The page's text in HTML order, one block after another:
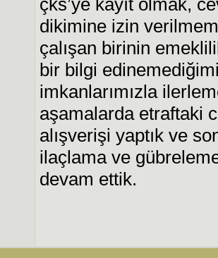
çks’ye kayıt olmak,
dikimine izin
çalışan birinin
bir bilgi
imkanlarımızla
aşamalarda etraftaki
alışverişi yaptık ve
ilaçlama ve
devam ettik.